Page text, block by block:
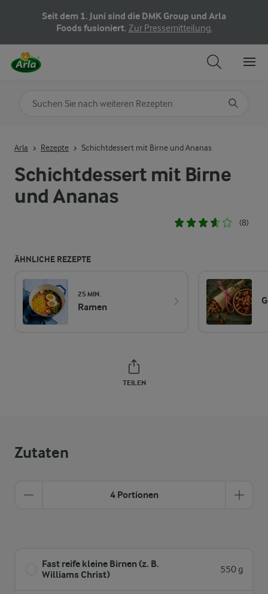
Seit dem 1. Juni sind die DMK Group und Arla
Foods fusioniert. Zur Pressemitteilung.
Schichtdessert mit Birne
und Ananas
(8)
ÄHNLICHE REZEPTE
25 MIN.
Ramen
TEILEN
Arla Rezepte Schichtdessert mit Birne und Ananas
Zutaten
4 Portionen
Fast reife kleine Birnen (z. B.
Williams Christ)
550 g
Nach Kategorie suchen